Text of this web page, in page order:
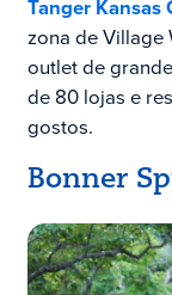
Tanger Kansas
zona de Village
outlet de
de 80 lojas e
gostos.
Bonner